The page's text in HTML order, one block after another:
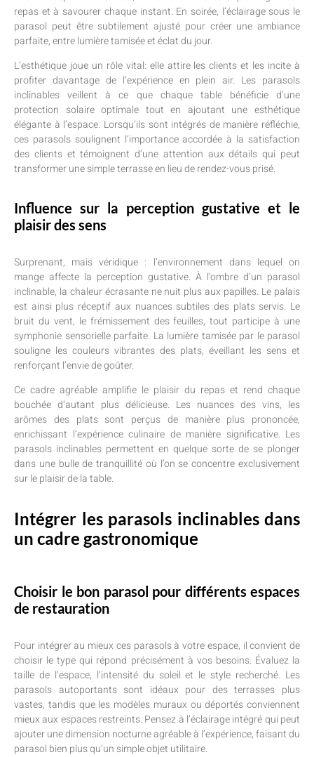
repas et à savourer chaque instant. En soirée, l’éclairage sous le
parasol peut être subtilement ajusté pour créer une ambiance
parfaite, entre lumière tamisée et éclat du jour.
L’esthétique joue un rôle vital: elle attire les clients et les incite à
profiter davantage de l’expérience en plein air. Les parasols
inclinables veillent à ce que chaque table bénéficie d’une
protection solaire optimale tout en ajoutant une esthétique
élégante à l’espace. Lorsqu’ils sont intégrés de manière réfléchie,
ces parasols soulignent l’importance accordée à la satisfaction
des clients et témoignent d’une attention aux détails qui peut
transformer une simple terrasse en lieu de rendez-vous prisé.
Influence sur la perception gustative et le
plaisir des sens
Surprenant, mais véridique : l’environnement dans lequel on
mange affecte la perception gustative. À l’ombre d’un parasol
inclinable, la chaleur écrasante ne nuit plus aux papilles. Le palais
est ainsi plus réceptif aux nuances subtiles des plats servis. Le
bruit du vent, le frémissement des feuilles, tout participe à une
symphonie sensorielle parfaite. La lumière tamisée par le parasol
souligne les couleurs vibrantes des plats, éveillant les sens et
renforçant l’envie de goûter.
Ce cadre agréable amplifie le plaisir du repas et rend chaque
bouchée d’autant plus délicieuse. Les nuances des vins, les
arômes des plats sont perçus de manière plus prononcée,
enrichissant l’expérience culinaire de manière significative. Les
parasols inclinables permettent en quelque sorte de se plonger
dans une bulle de tranquillité où l’on se concentre exclusivement
sur le plaisir de la table.
Intégrer les parasols inclinables dans
un cadre gastronomique
Choisir le bon parasol pour différents espaces
de restauration
Pour intégrer au mieux ces parasols à votre espace, il convient de
choisir le type qui répond précisément à vos besoins. Évaluez la
taille de l’espace, l’intensité du soleil et le style recherché. Les
parasols autoportants sont idéaux pour des terrasses plus
vastes, tandis que les modèles muraux ou déportés conviennent
mieux aux espaces restreints. Pensez à l’éclairage intégré qui peut
ajouter une dimension nocturne agréable à l’expérience, faisant du
parasol bien plus qu’un simple objet utilitaire.